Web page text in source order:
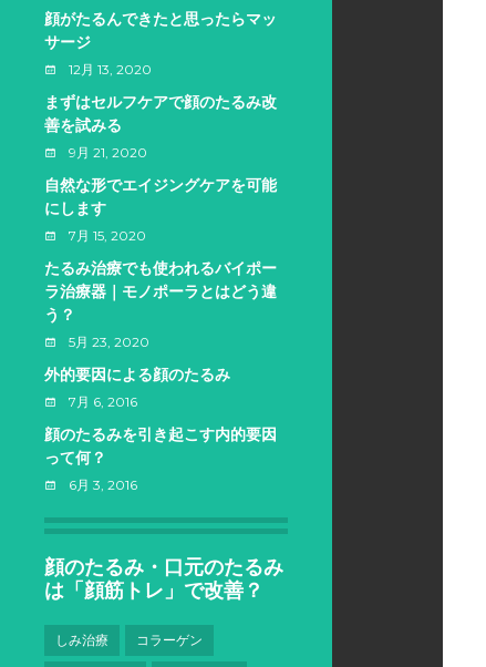
顔がたるんできたと思ったらマッ
サージ
12月 13, 2020
まずはセルフケアで顔のたるみ改
善を試みる
9月 21, 2020
自然な形でエイジングケアを可能
にします
7月 15, 2020
たるみ治療でも使われるバイポー
ラ治療器｜モノポーラとはどう違
う？
5月 23, 2020
外的要因による顔のたるみ
7月 6, 2016
顔のたるみを引き起こす内的要因
って何？
6月 3, 2016
顔のたるみ・口元のたるみ
は「顔筋トレ」で改善？
しみ治療 コラーゲン